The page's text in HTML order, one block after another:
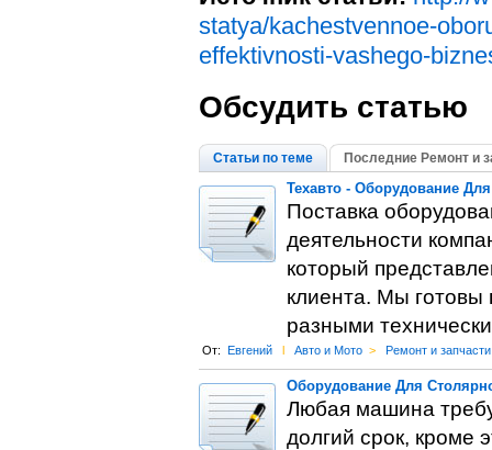
statya/kachestvennoe-
effektivnosti-vashego-
Обсудить статью
Статьи по теме Последние Ремонт и
Техавто - Оборудование
Поставка
деятельности
который
клиента. Мы готовы
разными
От: Евгений l Авто и Мото > Ремонт и запчасти
Оборудование Для
Любая машина
долгий срок, кроме